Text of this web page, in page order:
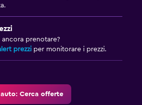
ancora prenotare?
prezzi per monitorare i prezzi.
auto: Cerca offerte